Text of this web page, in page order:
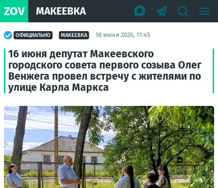
ZOV МАКЕЕВКА
ОФИЦИАЛЬНО МАКЕЕВКА 16 июня 2026, 11:45
16 июня депутат Макеевского
городского совета первого созыва Олег
Венжега провел встречу с жителями по
улице Карла Маркса